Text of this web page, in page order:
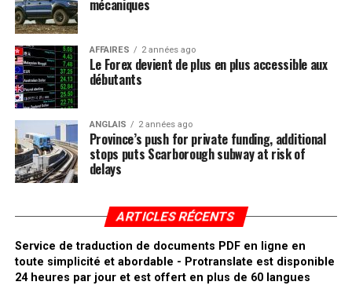
mécaniques
AFFAIRES 2 années ago
Le Forex devient de plus en plus accessible aux
débutants
ANGLAIS 2 années ago
Province’s push for private funding, additional
stops puts Scarborough subway at risk of
delays
ARTICLES RÉCENTS
Service de traduction de documents PDF en ligne en
toute simplicité et abordable - Protranslate est disponible
24 heures par jour et est offert en plus de 60 langues